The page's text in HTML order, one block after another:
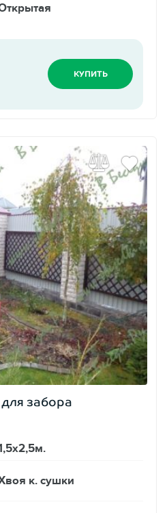
КУПИТЬ
забора
к. сушки